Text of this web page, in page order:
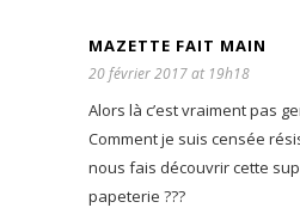
MAZETTE FAIT MAIN
20 février 2017 at 19h18
Alors là c’est vraiment pas
Comment je suis censée
nous fais découvrir cette
papeterie ???